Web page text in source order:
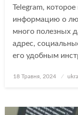
Telegram,
информацию о
много полезных
адрес,
его удобным
Опубліковано
18 Травня, 2024